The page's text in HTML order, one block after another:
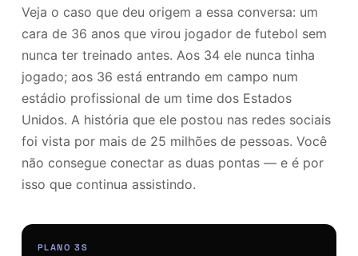
Veja o caso que deu origem a essa conversa: um
cara de 36 anos que virou jogador de futebol sem
nunca ter treinado antes. Aos 34 ele nunca tinha
jogado; aos 36 está entrando em campo num
estádio profissional de um time dos Estados
Unidos. A história que ele postou nas redes sociais
foi vista por mais de 25 milhões de pessoas. Você
não consegue conectar as duas pontas — e é por
isso que continua assistindo.
PLANO 3S